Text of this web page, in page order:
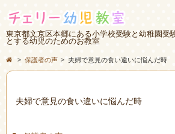
東京都文京区本郷にある小学校受験と幼稚園受
とする幼児のためのお教室
> 保護者の声 > 夫婦で意見の食い違いに悩んだ時
夫婦で意見の食い違いに悩んだ時